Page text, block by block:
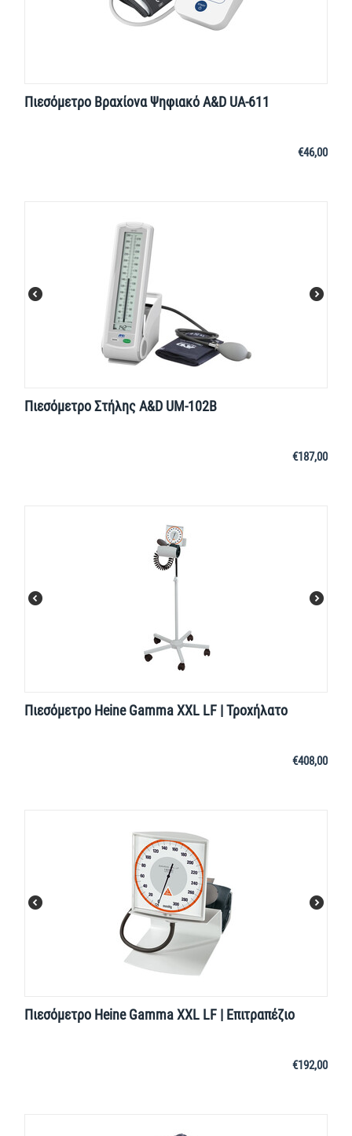
Πιεσόμετρο Βραχίονα Ψηφιακό A&D UA-611
€46,00
Πιεσόμετρο Στήλης A&D UΜ-102B
€187,00
Πιεσόμετρο Heine Gamma XXL LF | Τροχήλατο
€408,00
Πιεσόμετρο Heine Gamma XXL LF | Επιτραπέζιο
€192,00